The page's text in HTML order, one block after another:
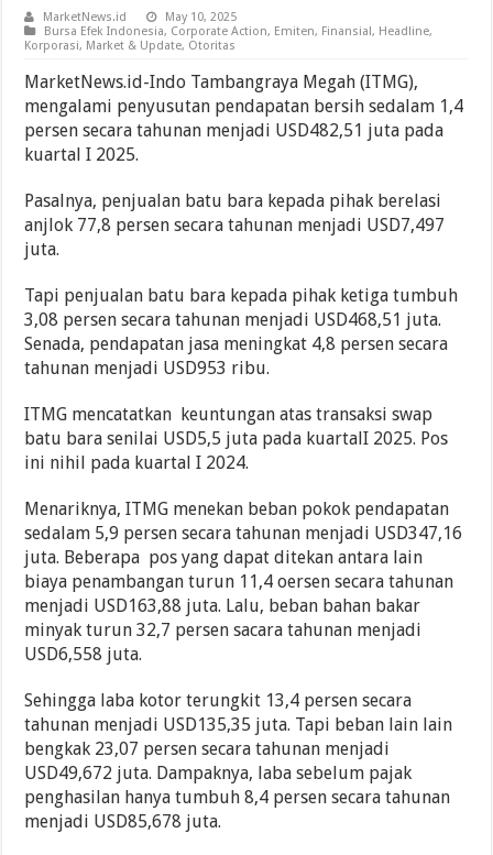
MarketNews.id
May 10, 2025
Bursa Efek Indonesia, Corporate Action, Emiten, Finansial, Headline,
Korporasi, Market & Update, Otoritas
MarketNews.id-Indo Tambangraya Megah (ITMG),
mengalami penyusutan pendapatan bersih sedalam 1,4
persen secara tahunan menjadi USD482,51 juta pada
kuartal I 2025.
Pasalnya, penjualan batu bara kepada pihak berelasi
anjlok 77,8 persen secara tahunan menjadi USD7,497
juta.
Tapi penjualan batu bara kepada pihak ketiga tumbuh
3,08 persen secara tahunan menjadi USD468,51 juta.
Senada, pendapatan jasa meningkat 4,8 persen secara
tahunan menjadi USD953 ribu.
ITMG mencatatkan keuntungan atas transaksi swap
batu bara senilai USD5,5 juta pada kuartalI 2025. Pos
ini nihil pada kuartal I 2024.
Menariknya, ITMG menekan beban pokok pendapatan
sedalam 5,9 persen secara tahunan menjadi USD347,16
juta. Beberapa pos yang dapat ditekan antara lain
biaya penambangan turun 11,4 oersen secara tahunan
menjadi USD163,88 juta. Lalu, beban bahan bakar
minyak turun 32,7 persen sacara tahunan menjadi
USD6,558 juta.
Sehingga laba kotor terungkit 13,4 persen secara
tahunan menjadi USD135,35 juta. Tapi beban lain lain
bengkak 23,07 persen secara tahunan menjadi
USD49,672 juta. Dampaknya, laba sebelum pajak
penghasilan hanya tumbuh 8,4 persen secara tahunan
menjadi USD85,678 juta.